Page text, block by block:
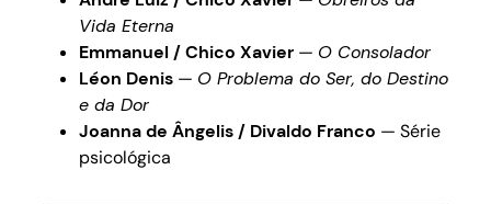
Vida Eterna
Emmanuel / Chico Xavier — O Consolador
Léon Denis — O Problema do Ser, do Destino
e da Dor
Joanna de Ângelis / Divaldo Franco — Série
psicológica